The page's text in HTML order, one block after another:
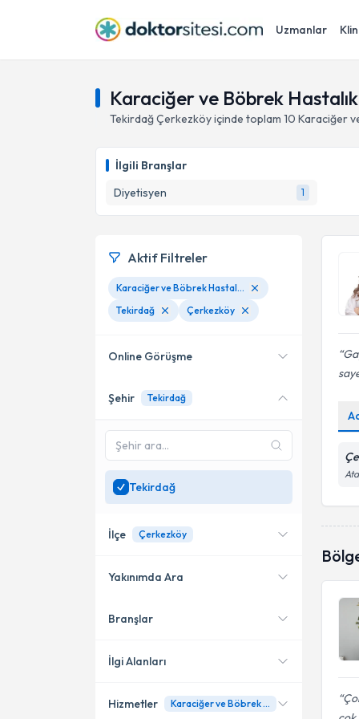
Uzmanlar
Karaciğer ve Böbrek
TekirdağÇerkezköyiçinde toplam 10 Karaciğer
İlgili Branşlar
Diyetisyen
1
Aktif Filtreler
Karaciğer ve Böbrek Hastalıklarında Beslenme
Tekirdağ
Çerkezköy
Online Görüşme
Online danışmanlık sunan
SadeceTekirdağ
bölgesinde uzman ara
Şehir Tekirdağ
Tekirdağ
İlçe Çerkezköy
Süleymanpaşa
Çerkezköy
Yakınımda Ara
Konumuma yakın uzmanları
Branşlar
Diyetisyen
İlgi Alanları
Hizmetler Karaciğer ve Böbrek Hastalıklarında Beslenme